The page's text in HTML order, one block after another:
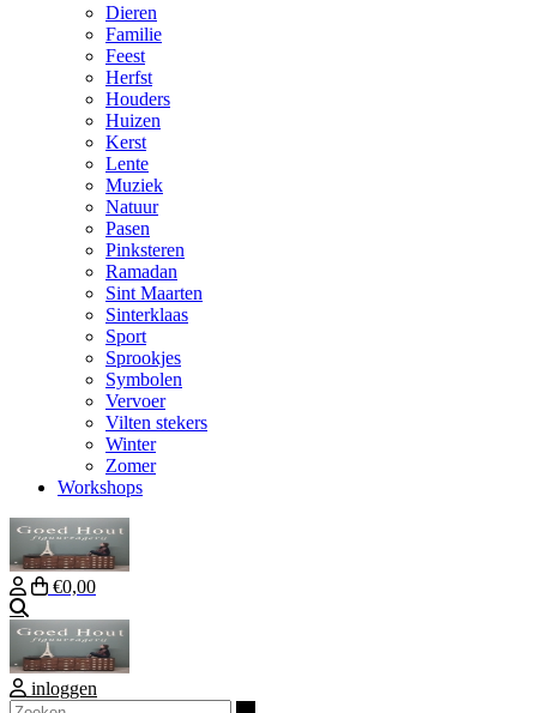
Dieren
Familie
Feest
Herfst
Houders
Huizen
Kerst
Lente
Muziek
Natuur
Pasen
Pinksteren
Ramadan
Sint Maarten
Sinterklaas
Sport
Sprookjes
Symbolen
Vervoer
Vilten stekers
Winter
Zomer
Workshops
€0,00
inloggen